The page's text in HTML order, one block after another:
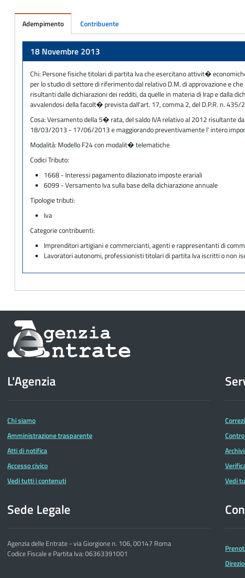
Adempimento Contribuente
18 Novembre 2013
Chi: Persone fisiche titolari di partita Iva che esercitano attivit�
per lo studio di settore di riferimento dal relativo D.M. di approvazione e
risultanti dalle dichiarazioni dei redditi, da quelle in materia di Irap e dalla
avvalendosi della facolt� prevista dall'art. 17, comma 2, del D.P.R. n. 435/
Cosa:Versamento della 5� rata, del saldo IVA relativo al 2012 risultante
18/03/2013 - 17/06/2013 e maggiorando preventivamente l' intero
Modalità: Modello F24 con modalit� telematiche
Codici Tributo:
1668 - Interessi pagamento dilazionato imposte erariali
6099 - Versamento Iva sulla base della dichiarazione annuale
Tipologie tributi:
Iva
Categorie contribuenti:
Imprenditori artigiani e commercianti, agenti e rappresentanti di
Lavoratori autonomi, professionisti titolari di partita Iva iscritti o non
Informazioni
sul
dell'Agenzia
delle
Entrate
L'Agenzia
Chi siamo
Amministrazione trasparente
Atti di notifica
Accesso civico
Vedi tutti i contenuti
Vedi
Sede Legale
Agenzia delle Entrate - via Giorgione n. 106, 00147 Roma
Codice Fiscale e Partita Iva: 06363391001